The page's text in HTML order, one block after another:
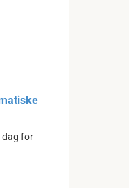
dag for